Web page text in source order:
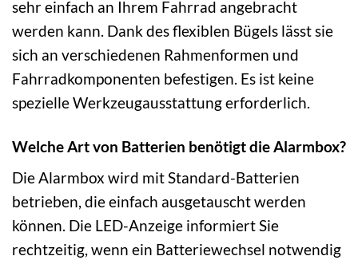
sehr einfach an Ihrem Fahrrad angebracht
werden kann. Dank des flexiblen Bügels lässt sie
sich an verschiedenen Rahmenformen und
Fahrradkomponenten befestigen. Es ist keine
spezielle Werkzeugausstattung erforderlich.
Welche Art von Batterien benötigt die Alarmbox?
Die Alarmbox wird mit Standard-Batterien
betrieben, die einfach ausgetauscht werden
können. Die LED-Anzeige informiert Sie
rechtzeitig, wenn ein Batteriewechsel notwendig